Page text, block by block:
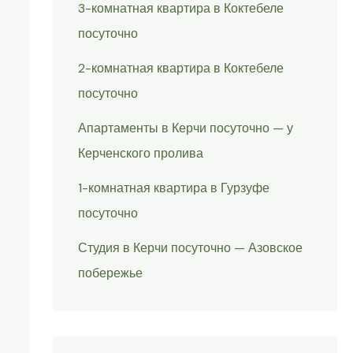
3-комнатная квартира в Коктебеле
посуточно
2-комнатная квартира в Коктебеле
посуточно
Апартаменты в Керчи посуточно — у
Керченского пролива
1-комнатная квартира в Гурзуфе
посуточно
Студия в Керчи посуточно — Азовское
побережье